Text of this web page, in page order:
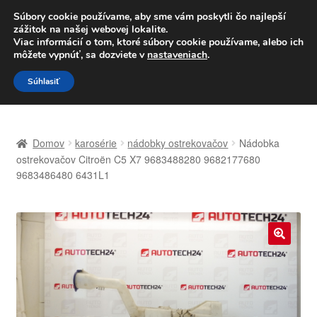
DOPRAVA od 6 EUR
Po–Pi 09:00–16:00 233 221 276
Preskočiť
na
navigáciu
Preskočiť
na
obsah
Celosvetová preprava
Kontakt
Môj účet
Domov karosérie nádobky ostrekovačov
Nádobka
ostrekovačov Citroën C5 X7 9683488280 9682177680
9683486480 6431L1
🔍
Súbory cookie používame, aby sme vám poskytli čo najlepší
zážitok na našej webovej lokalite.
Viac informácií o tom, ktoré súbory cookie používame, alebo ich
môžete vypnúť, sa dozviete v nastaveniach.
Súhlasiť